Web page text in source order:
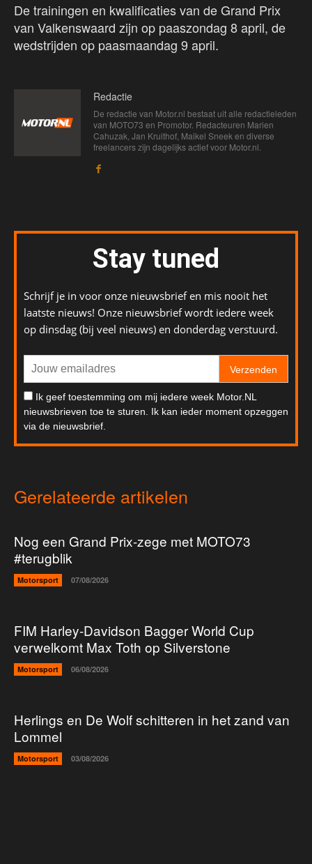
De trainingen en kwalificaties van de Grand Prix
van Valkenswaard zijn op paaszondag 8 april, de
wedstrijden op paasmaandag 9 april.
Redactie
De redactie van Motor.nl bestaat uit alle redactieleden
van MOTO73 en Promotor. Redacteuren Marien
Cahuzak, Jan Kruithof, Maikel Sneek en diverse
freelancers zijn dagelijks actief voor Motor.nl.
Stay tuned
Schrijf je in voor onze nieuwsbrief en mis nooit het
laatste nieuws! Onze nieuwsbrief wordt iedere week
op dinsdag (bij veel nieuws) en donderdag verstuurd.
Verzenden
Ik geef toestemming om mij iedere week Motor.NL
nieuwsbrieven toe te sturen. Ik kan ieder moment opzeggen
via de nieuwsbrief.
Gerelateerde artikelen
Nog een Grand Prix-zege met MOTO73
#terugblik
Motorsport 07/08/2026
FIM Harley-Davidson Bagger World Cup
verwelkomt Max Toth op Silverstone
Motorsport 06/08/2026
Herlings en De Wolf schitteren in het zand van
Lommel
Motorsport 03/08/2026